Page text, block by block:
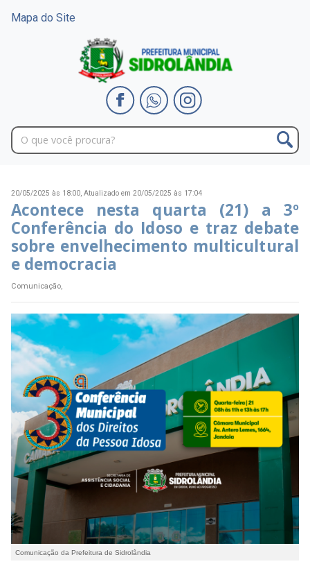
Mapa do Site
20/05/2025 às 18:00, Atualizado em 20/05/2025 às 17:04
Acontece nesta quarta (21) a 3º
Conferência do Idoso e traz debate
sobre envelhecimento multicultural
e democracia
Comunicação,
Comunicação da Prefeitura de Sidrolândia